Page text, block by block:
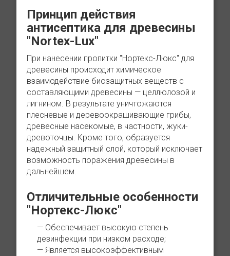
Принцип действия
антисептика для древесины
"Nortex-Lux"
При нанесении пропитки "Нортекс-Люкс" для
древесины происходит химическое
взаимодействие биозащитных веществ с
составляющими древесины — целлюлозой и
лигнином. В результате уничтожаются
плесневые и деревоокрашивающие грибы,
древесные насекомые, в частности, жуки-
древоточцы. Кроме того, образуется
надежный защитный слой, который исключает
возможность поражения древесины в
дальнейшем.
Отличительные особенности
"Нортекс-Люкс"
Обеспечивает высокую степень
дезинфекции при низком расходе;
Является высокоэффективным